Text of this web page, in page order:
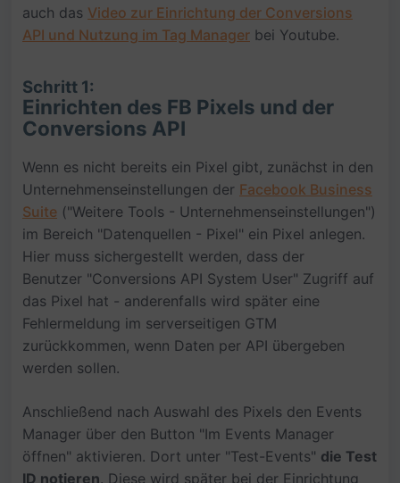
auch das Video zur Einrichtung der Conversions
API und Nutzung im Tag Manager bei Youtube.
Schritt 1:
Einrichten des FB Pixels und der
Conversions API
Wenn es nicht bereits ein Pixel gibt, zunächst in den
Unternehmenseinstellungen der Facebook Business
Suite ("Weitere Tools - Unternehmenseinstellungen")
im Bereich "Datenquellen - Pixel" ein Pixel anlegen.
Hier muss sichergestellt werden, dass der
Benutzer "Conversions API System User" Zugriff auf
das Pixel hat - anderenfalls wird später eine
Fehlermeldung im serverseitigen GTM
zurückkommen, wenn Daten per API übergeben
werden sollen.
Anschließend nach Auswahl des Pixels den Events
Manager über den Button "Im Events Manager
öffnen" aktivieren. Dort unter "Test-Events" die Test
ID notieren. Diese wird später bei der Einrichtung